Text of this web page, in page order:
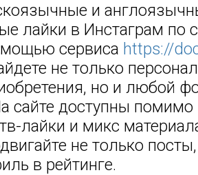
и
лайки в Инстаграм
сервиса https://
не только
но и любой
сайте доступны
лайки и микс
не только
в рейтинге.